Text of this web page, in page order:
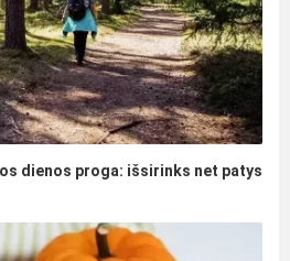
dienos proga: išsirinks net patys